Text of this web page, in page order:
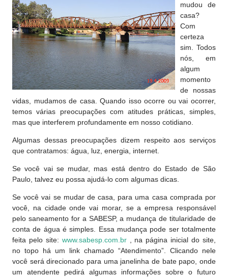
mudou de
casa?
Com
certeza
sim. Todos
nós, em
algum
momento
de nossas
vidas, mudamos de casa. Quando isso ocorre ou vai ocorrer,
temos várias preocupações com atitudes práticas, simples,
mas que interferem profundamente em nosso cotidiano.
Algumas dessas preocupações dizem respeito aos serviços
que contratamos: água, luz, energia, internet.
Se você vai se mudar, mas está dentro do Estado de São
Paulo, talvez eu possa ajudá-lo com algumas dicas.
Se você vai se mudar de casa, para uma casa comprada por
você, na cidade onde vai morar, se a empresa responsável
pelo saneamento for a SABESP, a mudança de titularidade de
conta de água é simples. Essa mudança pode ser totalmente
feita pelo site: www.sabesp.com.br, na página inicial do site,
no topo há um link chamado “Atendimento”. Clicando nele
você será direcionado para uma janelinha de bate papo, onde
um atendente pedirá algumas informações sobre o futuro